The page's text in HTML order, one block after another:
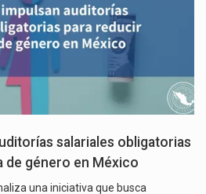
salariales obligatorias
de género en México
una iniciativa que busca